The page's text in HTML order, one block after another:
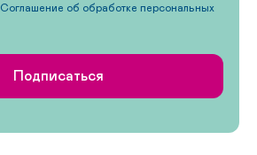
Соглашение об обработке персональных
Подписаться